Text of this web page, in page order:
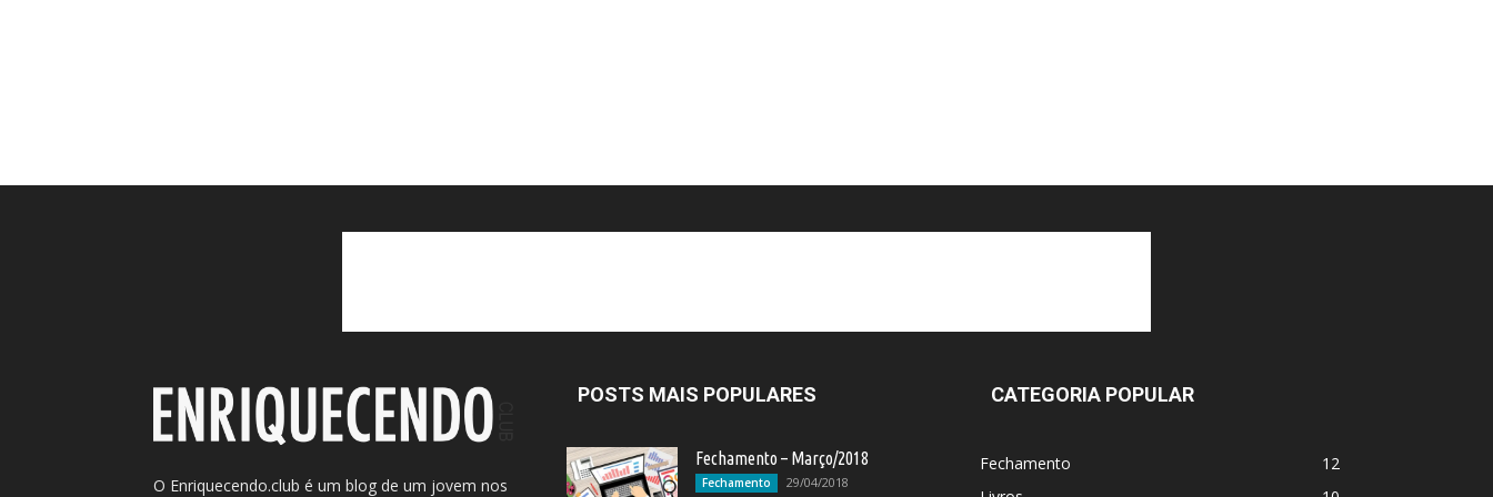
O Enriquecendo.club é um blog de um jovem nos
POSTS MAIS POPULARES
Fechamento – Março/2018
Fechamento 29/04/2018
CATEGORIA POPULAR
Fechamento
12